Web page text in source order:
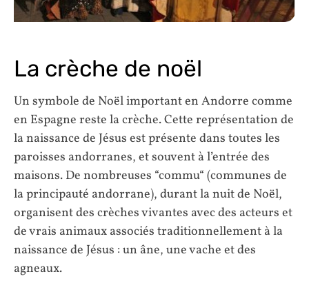
La crèche de noël
Un symbole de Noël important en Andorre comme
en Espagne reste la crèche. Cette représentation de
la naissance de Jésus est présente dans toutes les
paroisses andorranes, et souvent à l’entrée des
maisons. De nombreuses “commu“ (communes de
la principauté andorrane), durant la nuit de Noël,
organisent des crèches vivantes avec des acteurs et
de vrais animaux associés traditionnellement à la
naissance de Jésus : un âne, une vache et des
agneaux.